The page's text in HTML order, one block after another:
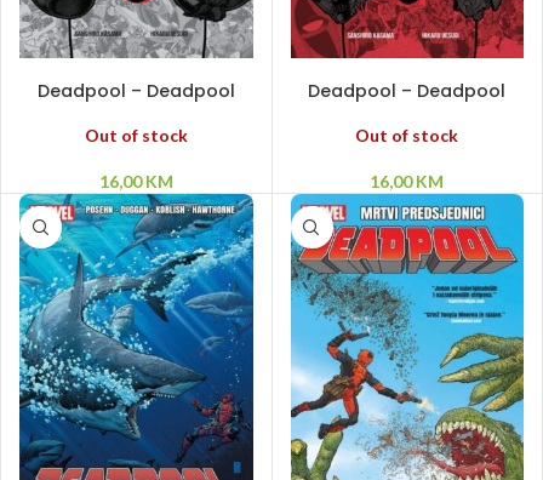
Deadpool – Deadpool
Out of stock
16,00KM
Deadpool – Deadpool
Out of stock
16,00KM